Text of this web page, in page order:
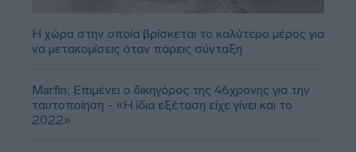
Η χώρα στην οποία βρίσκεται το καλύτερο μέρος για
να μετακομίσεις όταν πάρεις σύνταξη
Marfin: Επιμένει ο δικηγόρος της 46χρονης για την
ταυτοποίηση - «Η ίδια εξέταση είχε γίνει και το
2022»